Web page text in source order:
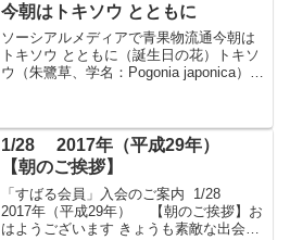
今朝はトキソウ とともに
ソーシアルメディアで青果物流通今朝は
トキソウ とともに（誕生日の花）トキソ
ウ（朱鷺草、学名：Pogonia japonica）
の野生ランです。 花の淡い紅紫色（桃紫
色...
1/28 2017年（平成29年）
【朝のご挨拶】
「すばる会員」入会のご案内 1/28
2017年（平成29年） 【朝のご挨拶】お
はようございます きょうも素敵な出会い